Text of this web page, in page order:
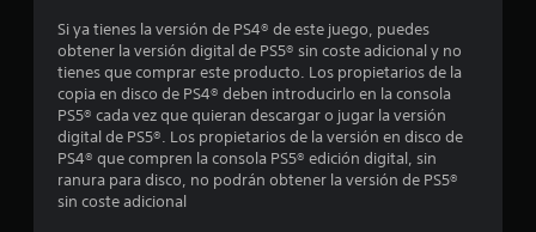
a
l
i
Si ya tienes la versión de PS4® de este juego, puedes
obtener la versión digital de PS5® sin coste adicional y no
tienes que comprar este producto. Los propietarios de la
copia en disco de PS4® deben introducirlo en la consola
PS5® cada vez que quieran descargar o jugar la versión
digital de PS5®. Los propietarios de la versión en disco de
PS4® que compren la consola PS5® edición digital, sin
ranura para disco, no podrán obtener la versión de PS5®
sin coste adicional